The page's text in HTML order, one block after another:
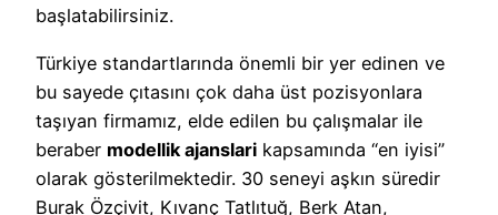
başlatabilirsiniz.
Türkiye standartlarında önemli bir yer edinen ve
bu sayede çıtasını çok daha üst pozisyonlara
taşıyan firmamız, elde edilen bu çalışmalar ile
beraber modellik ajanslari kapsamında “en iyisi”
olarak gösterilmektedir. 30 seneyi aşkın süredir
Burak Özçivit, Kıvanç Tatlıtuğ, Berk Atan,